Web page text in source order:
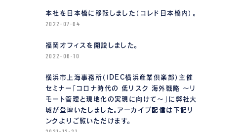
本社を日本橋に移転しました（コレド日本橋内）。
2022-07-04
福岡オフィスを開設しました。
2022-06-10
横浜市上海事務所（IDEC横浜産業倶楽部）主催
セミナー「コロナ時代の 低リスク 海外戦略 〜リ
モート管理と現地化の実現に向けて〜」に弊社大
城が登壇いたしました。アーカイブ配信は下記リ
ンクよりご覧いただけます。